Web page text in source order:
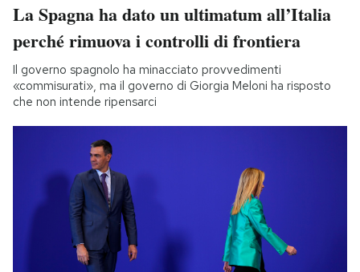
La Spagna ha dato un ultimatum all’Italia
perché rimuova i controlli di frontiera
Il governo spagnolo ha minacciato provvedimenti
«commisurati», ma il governo di Giorgia Meloni ha risposto
che non intende ripensarci